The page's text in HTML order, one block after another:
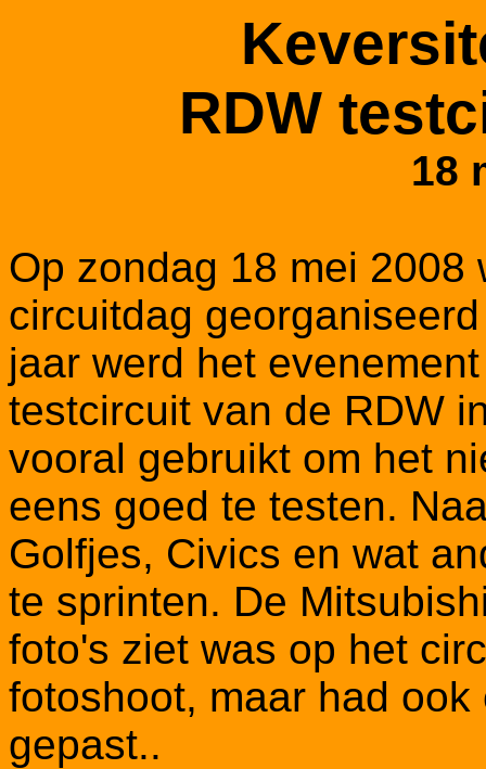
RDW
18
Op zondag 18 mei 2008
circuitdag
jaar werd het
testcircuit van de RDW
vooral gebruikt om het
eens goed te testen.
Golfjes, Civics en wat
te sprinten. De
foto's ziet was op het
fotoshoot, maar had
gepast..